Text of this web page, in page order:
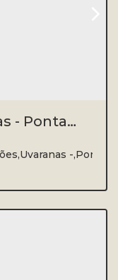
- Ponta
,Uvaranas ,Ponta